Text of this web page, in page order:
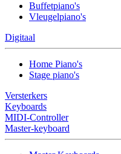
Buffetpiano's
Vleugelpiano's
Digitaal
Home Piano's
Stage piano's
Versterkers
Keyboards
MIDI-Controller
Master-keyboard